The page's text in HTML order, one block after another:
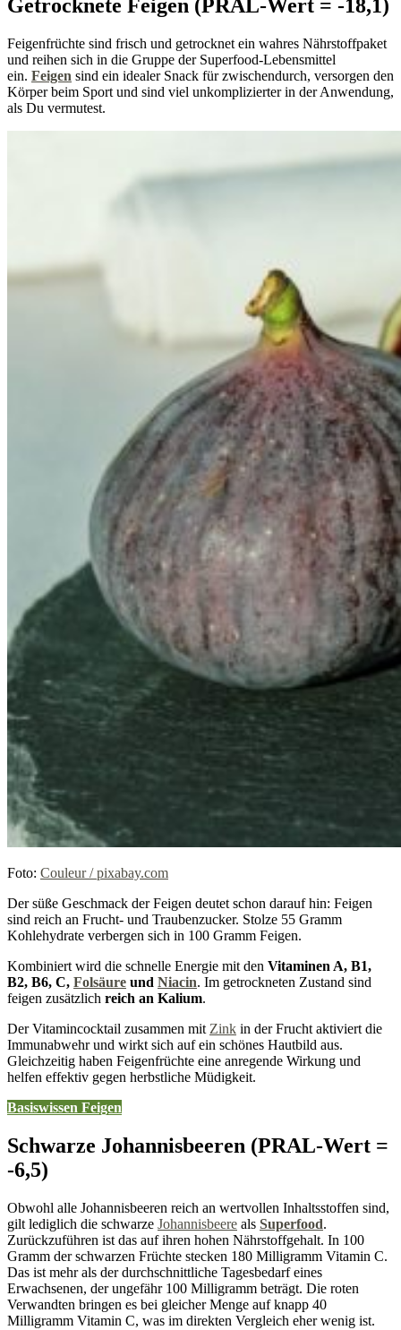
Getrocknete Feigen (PRAL-Wert = -18,1)
Feigenfrüchte sind frisch und getrocknet ein wahres Nährstoffpaket
und reihen sich in die Gruppe der Superfood-Lebensmittel
ein. Feigen sind ein idealer Snack für zwischendurch, versorgen den
Körper beim Sport und sind viel unkomplizierter in der Anwendung,
als Du vermutest.
Foto: Couleur / pixabay.com
Der süße Geschmack der Feigen deutet schon darauf hin: Feigen
sind reich an Frucht- und Traubenzucker. Stolze 55 Gramm
Kohlehydrate verbergen sich in 100 Gramm Feigen.
Kombiniert wird die schnelle Energie mit den Vitaminen A, B1,
B2, B6, C, Folsäure und Niacin. Im getrockneten Zustand sind
feigen zusätzlich reich an Kalium.
Der Vitamincocktail zusammen mit Zink in der Frucht aktiviert die
Immunabwehr und wirkt sich auf ein schönes Hautbild aus.
Gleichzeitig haben Feigenfrüchte eine anregende Wirkung und
helfen effektiv gegen herbstliche Müdigkeit.
Basiswissen Feigen
Schwarze Johannisbeeren (PRAL-Wert =
-6,5)
Obwohl alle Johannisbeeren reich an wertvollen Inhaltsstoffen sind,
gilt lediglich die schwarze Johannisbeere als Superfood.
Zurückzuführen ist das auf ihren hohen Nährstoffgehalt. In 100
Gramm der schwarzen Früchte stecken 180 Milligramm Vitamin C.
Das ist mehr als der durchschnittliche Tagesbedarf eines
Erwachsenen, der ungefähr 100 Milligramm beträgt. Die roten
Verwandten bringen es bei gleicher Menge auf knapp 40
Milligramm Vitamin C, was im direkten Vergleich eher wenig ist.